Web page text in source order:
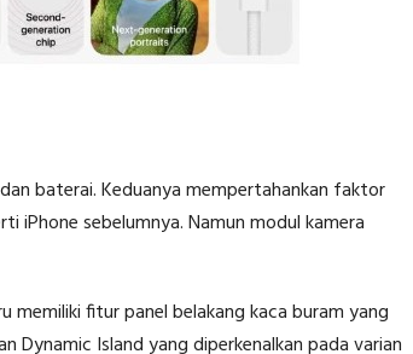
baterai. Keduanya mempertahankan faktor
iPhone sebelumnya. Namun modul kamera
memiliki fitur panel belakang kaca buram yang
Dynamic Island yang diperkenalkan pada varian